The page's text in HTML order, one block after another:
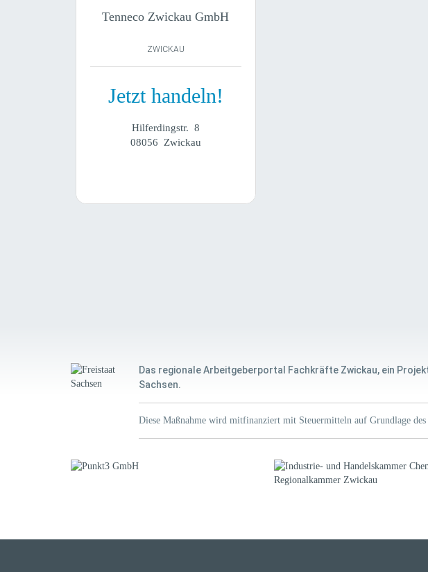
Tenneco Zwickau GmbH
ZWICKAU
Jetzt handeln!
Hilferdingstr. 8
08056 Zwickau
Das regionale Arbeitgeberportal Fachkräfte Zwickau, ein
Sachsen.
Diese Maßnahme wird mitfinanziert mit Steuermitteln auf Grundlage des